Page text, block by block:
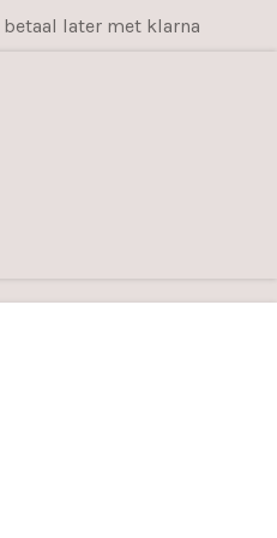
betaal later met klarna